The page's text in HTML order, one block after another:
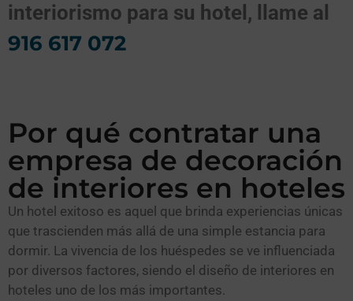
interiorismo para su hotel, llame al
916 617 072
Por qué contratar una
empresa de decoración
de interiores en hoteles
Un hotel exitoso es aquel que brinda experiencias únicas
que trascienden más allá de una simple estancia para
dormir. La vivencia de los huéspedes se ve influenciada
por diversos factores, siendo el diseño de interiores en
hoteles uno de los más importantes.